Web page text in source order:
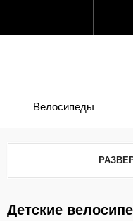
Велосипеды
Детские